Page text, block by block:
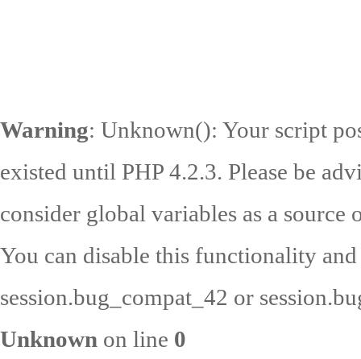
Warning: Unknown(): Your script
existed until PHP 4.2.3. Please be
consider global variables as a source
You can disable this functionality
session.bug_compat_42 or
Unknown on line 0